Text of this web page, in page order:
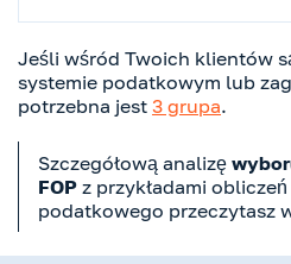
Jeśli wśród Twoich klientów
systemie podatkowym lub
potrzebna jest 3 grupa.
Szczegółową analizę
FOP z przykładami
podatkowego przeczytasz